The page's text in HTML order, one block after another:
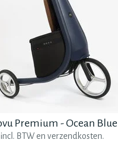
Premium - Ocean Blue
incl. BTW en verzendkosten.